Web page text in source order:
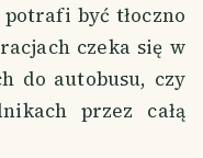
być tłoczno
czeka się w
do autobusu, czy
przez całą